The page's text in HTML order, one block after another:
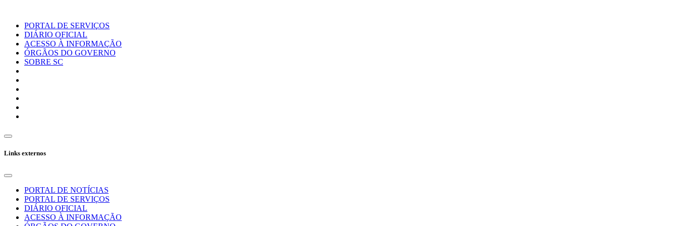
PORTAL DE SERVIÇOS
DIÁRIO OFICIAL
ACESSO À INFORMAÇÃO
ÓRGÃOS DO GOVERNO
SOBRE SC
Links externos
PORTAL DE NOTÍCIAS
PORTAL DE SERVIÇOS
DIÁRIO OFICIAL
ACESSO À INFORMAÇÃO